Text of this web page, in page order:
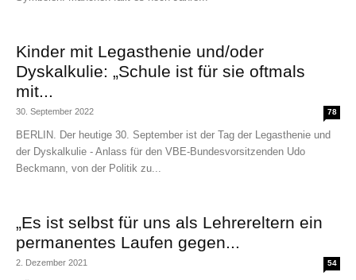
Kinder mit Legasthenie und/oder
Dyskalkulie: „Schule ist für sie oftmals
mit...
30. September 2022 78
BERLIN. Der heutige 30. September ist der Tag der Legasthenie und
der Dyskalkulie - Anlass für den VBE-Bundesvorsitzenden Udo
Beckmann, von der Politik zu...
„Es ist selbst für uns als Lehrereltern ein
permanentes Laufen gegen...
2. Dezember 2021 54